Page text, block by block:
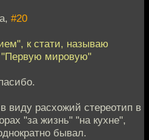
#20
к стати, называю
"Первую мировую"
виду расхожий стереотип в
"за жизнь" "на кухне",
бывал.